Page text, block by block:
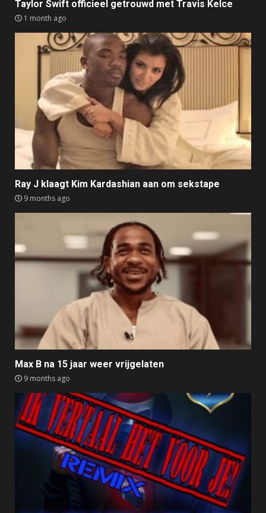
Taylor Swift officieel getrouwd met Travis Kelce
1 month ago
Ray J klaagt Kim Kardashian aan om sekstape
9 months ago
Max B na 15 jaar weer vrijgelaten
9 months ago